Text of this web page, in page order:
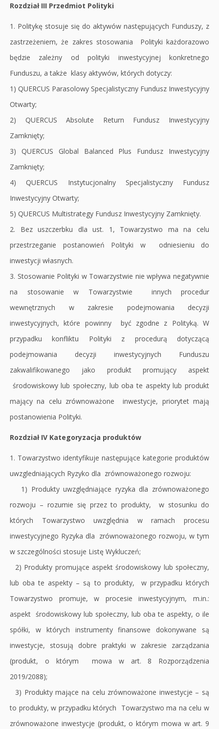
Rozdział III Przedmiot Polityki
1. Politykę stosuje się do aktywów następujących Funduszy, z
zastrzeżeniem, że zakres stosowania Polityki każdorazowo
będzie zależny od polityki inwestycyjnej konkretnego
Funduszu, a także klasy aktywów, których dotyczy:
1) QUERCUS Parasolowy Specjalistyczny Fundusz Inwestycyjny
Otwarty;
2) QUERCUS Absolute Return Fundusz Inwestycyjny
Zamknięty;
3) QUERCUS Global Balanced Plus Fundusz Inwestycyjny
Zamknięty;
4) QUERCUS Instytucjonalny Specjalistyczny Fundusz
Inwestycyjny Otwarty;
5) QUERCUS Multistrategy Fundusz Inwestycyjny Zamknięty.
2. Bez uszczerbku dla ust. 1, Towarzystwo ma na celu
przestrzeganie postanowień Polityki w odniesieniu do
inwestycji własnych.
3. Stosowanie Polityki w Towarzystwie nie wpływa negatywnie
na stosowanie w Towarzystwie innych procedur
wewnętrznych w zakresie podejmowania decyzji
inwestycyjnych, które powinny być zgodne z Polityką. W
przypadku konfliktu Polityki z procedurą dotyczącą
podejmowania decyzji inwestycyjnych Funduszu
zakwalifikowanego jako produkt promujący aspekt
środowiskowy lub społeczny, lub oba te aspekty lub produkt
mający na celu zrównoważone inwestycje, priorytet mają
postanowienia Polityki.
Rozdział IV Kategoryzacja produktów
1. Towarzystwo identyfikuje następujące kategorie produktów
uwzgledniających Ryzyko dla zrównoważonego rozwoju:
1) Produkty uwzględniające ryzyka dla zrównoważonego
rozwoju – rozumie się przez to produkty, w stosunku do
których Towarzystwo uwzględnia w ramach procesu
inwestycyjnego Ryzyka dla zrównoważonego rozwoju, w tym
w szczególności stosuje Listę Wykluczeń;
2) Produkty promujące aspekt środowiskowy lub społeczny,
lub oba te aspekty – są to produkty, w przypadku których
Towarzystwo promuje, w procesie inwestycyjnym, m.in.:
aspekt środowiskowy lub społeczny, lub oba te aspekty, o ile
spółki, w których instrumenty finansowe dokonywane są
inwestycje, stosują dobre praktyki w zakresie zarządzania
(produkt, o którym mowa w art. 8 Rozporządzenia
2019/2088);
3) Produkty mające na celu zrównoważone inwestycje – są
to produkty, w przypadku których Towarzystwo ma na celu w
zrównoważone inwestycje (produkt, o którym mowa w art. 9